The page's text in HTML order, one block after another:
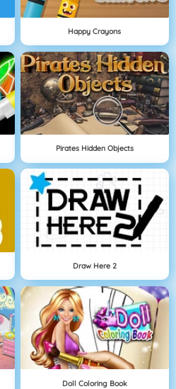
Happy Crayons
Pirates Hidden Objects
Draw Here 2
Doll Coloring Book